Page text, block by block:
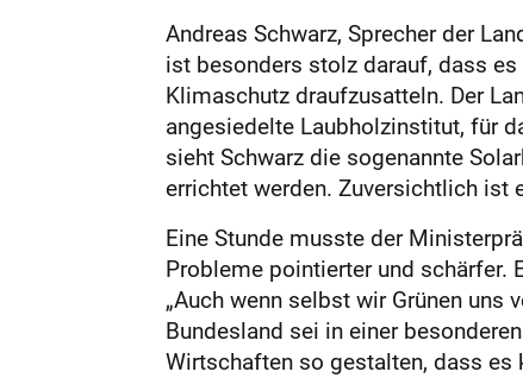
Andreas Schwarz, Sprecher der
ist besonders stolz darauf, dass
Klimaschutz draufzusatteln. Der
angesiedelte Laubholz­institut, für
sieht Schwarz die sogenannte
errichtet werden. Zuversichtlich ist
Eine Stunde musste der
Probleme pointierter und schärfer.
„Auch wenn selbst wir Grünen
Bundesland sei in einer
Wirtschaften so gestalten, dass es